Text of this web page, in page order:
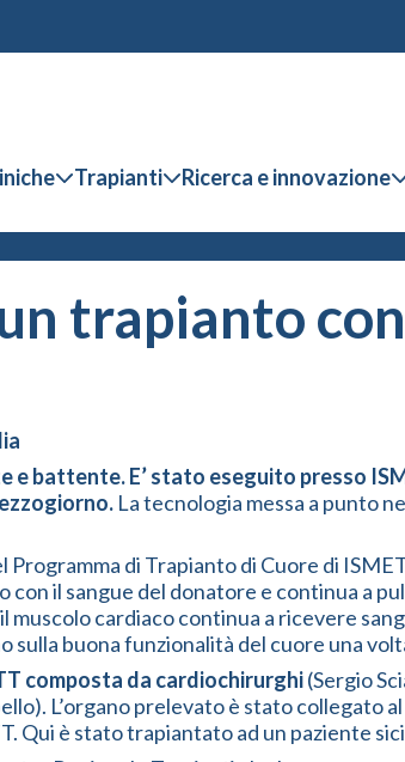
Trapianti Ricerca e innovazione
trapianto
e battente. E’ stato eseguito presso
La tecnologia messa a punto
Programma di Trapianto di Cuore di
con il sangue del donatore e continua a
cardiaco continua a ricevere
buona funzionalità del cuore una
composta da cardiochirurghi(Sergio
L’organo prelevato è stato collegato
Qui è stato trapiantato ad un paziente